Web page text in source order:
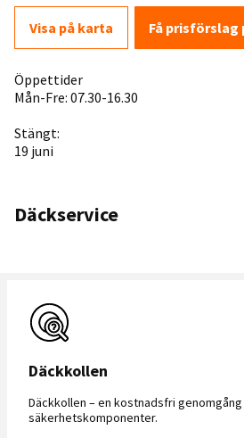
Visa på karta Få prisförslag
Öppettider
Mån-Fre: 07.30-16.30
Stängt:
19 juni
Däckservice
Däckkollen
Däckkollen – en kostnadsfri
säkerhetskomponenter.